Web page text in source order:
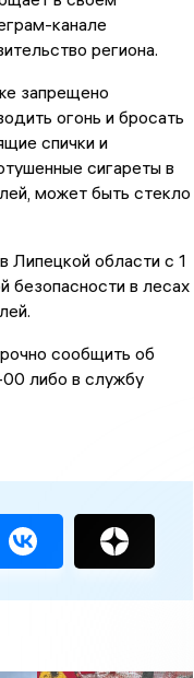
канале
региона.
запрещено
огонь и бросать
спички и
сигареты в
может быть стекло
Липецкой области с 1
безопасности в лесах
сообщить об
либо в службу